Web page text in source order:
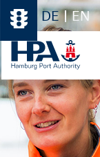
DE EN
im
Download-